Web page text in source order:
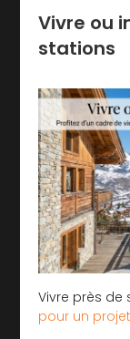
Vivre ou
stations
Vivre près de
pour un